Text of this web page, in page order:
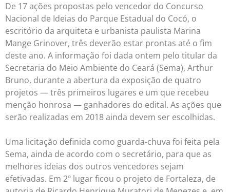
De 17 ações propostas pelo vencedor do Concurso
Nacional de Ideias do Parque Estadual do Cocó, o
escritório da arquiteta e urbanista paulista Marina
Mange Grinover, três deverão estar prontas até o fim
deste ano. A informação foi dada ontem pelo titular da
Secretaria do Meio Ambiente do Ceará (Sema), Arthur
Bruno, durante a abertura da exposição de quatro
projetos — três primeiros lugares e um que recebeu
menção honrosa — ganhadores do edital. As ações que
serão realizadas em 2018 ainda devem ser escolhidas.
Uma licitação definida como guarda-chuva foi feita pela
Sema, ainda de acordo com o secretário, para que as
melhores ideias dos outros vencedores sejam
efetivadas. Em 2º lugar ficou o projeto de Fortaleza, de